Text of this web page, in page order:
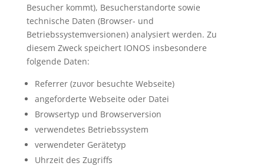
Besucher kommt), Besucherstandorte sowie
technische Daten (Browser- und
Betriebssystemversionen) analysiert werden. Zu
diesem Zweck speichert IONOS insbesondere
folgende Daten:
Referrer (zuvor besuchte Webseite)
angeforderte Webseite oder Datei
Browsertyp und Browserversion
verwendetes Betriebssystem
verwendeter Gerätetyp
Uhrzeit des Zugriffs